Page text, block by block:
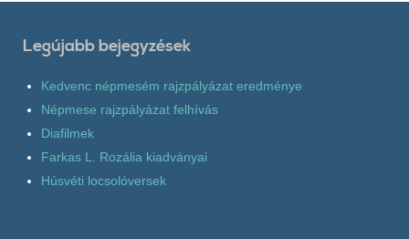
Legújabb bejegyzések
Kedvenc népmesém rajzpályázat eredménye
Népmese rajzpályázat felhívás
Diafilmek
Farkas L. Rozália kiadványai
Húsvéti locsolóversek